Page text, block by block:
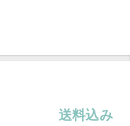
送料込み